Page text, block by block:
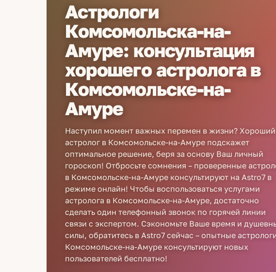
Астрологи
Комсомольска-на-
Амуре: консультация
хорошего астролога в
Комсомольске-на-
Амуре
Наступил момент важных перемен в жизни? Хороший
астролог в Комсомольске-на-Амуре подскажет
оптимальное решение, беря за основу Ваш личный
гороскоп! Отбросьте сомнения – проверенные
в Комсомольске-на-Амуре консультируют на Astro7 в
режиме онлайн! Чтобы воспользоваться услугами
астролога в Комсомольске-на-Амуре, достаточно
сделать один телефонный звонок по горячей линии
связи с экспертом. Сэкономьте Ваше время и
силы, обратитесь в Astro7 сейчас – опытные
Комсомольске-на-Амуре консультируют новых
пользователей бесплатно!